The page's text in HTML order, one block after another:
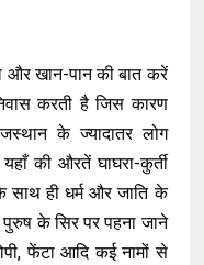
और खान-पान की बात करें
करती है जिस कारण
के ज्यादातर लोग
की औरतें घाघरा-कुर्ती
ही धर्म और जाति के
के सिर पर पहना जाने
फेंटा आदि कई नामों से